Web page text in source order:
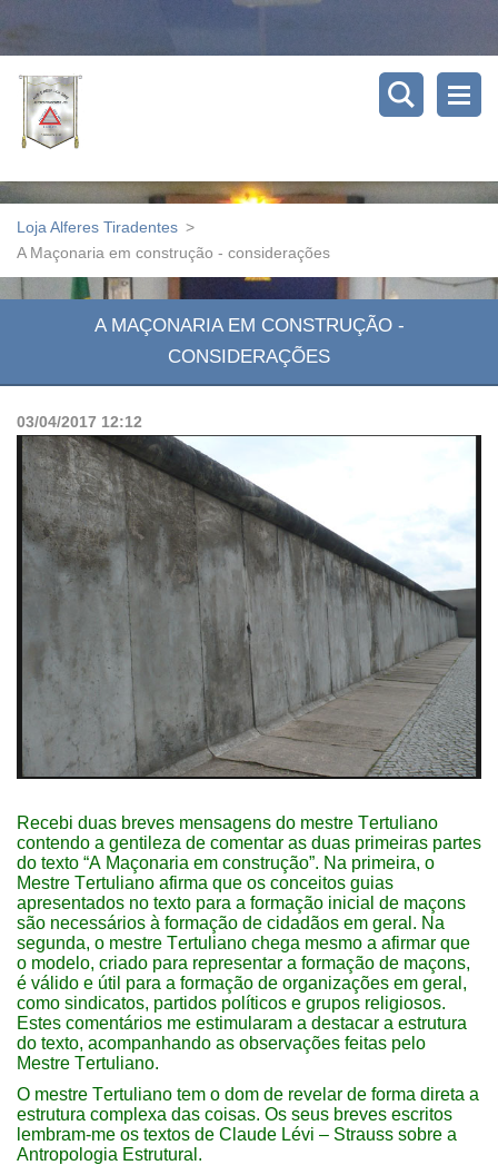
Loja Alferes Tiradentes >
A Maçonaria em construção - considerações
A MAÇONARIA EM CONSTRUÇÃO -
CONSIDERAÇÕES
03/04/2017 12:12
Recebi duas breves mensagens do mestre Tertuliano
contendo a gentileza de comentar as duas primeiras partes
do texto “A Maçonaria em construção”. Na primeira, o
Mestre Tertuliano afirma que os conceitos guias
apresentados no texto para a formação inicial de maçons
são necessários à formação de cidadãos em geral. Na
segunda, o mestre Tertuliano chega mesmo a afirmar que
o modelo, criado para representar a formação de maçons,
é válido e útil para a formação de organizações em geral,
como sindicatos, partidos políticos e grupos religiosos.
Estes comentários me estimularam a destacar a estrutura
do texto, acompanhando as observações feitas pelo
Mestre Tertuliano.
O mestre Tertuliano tem o dom de revelar de forma direta a
estrutura complexa das coisas. Os seus breves escritos
lembram-me os textos de Claude Lévi – Strauss sobre a
Antropologia Estrutural.